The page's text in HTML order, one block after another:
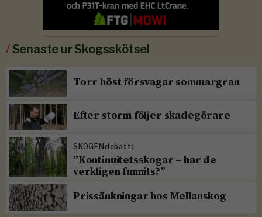
/Senaste ur Skogsskötsel
Torr höst försvagar sommargran
Efter storm följer skadegörare
SKOGENdebatt:
”Kontinuitetsskogar – har de
verkligen funnits?”
Prissänkningar hos Mellanskog